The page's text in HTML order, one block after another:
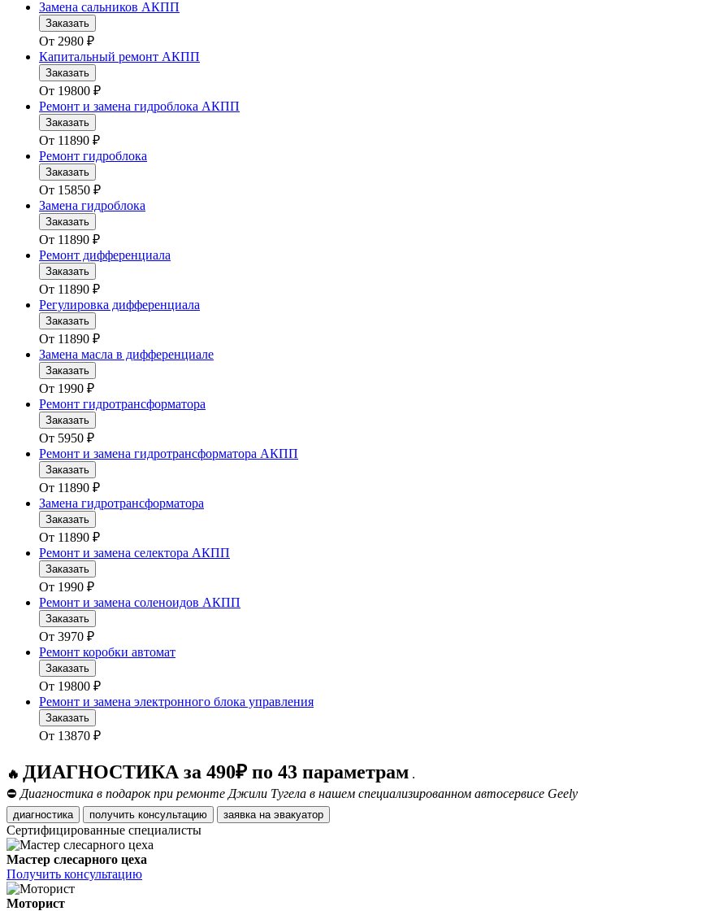
Замена сальников АКПП
Заказать
От 2980 ₽
Капитальный ремонт АКПП
Заказать
От 19800 ₽
Ремонт и замена гидроблока АКПП
Заказать
От 11890 ₽
Ремонт гидроблока
Заказать
От 15850 ₽
Замена гидроблока
Заказать
От 11890 ₽
Ремонт дифференциала
Заказать
От 11890 ₽
Регулировка дифференциала
Заказать
От 11890 ₽
Замена масла в дифференциале
Заказать
От 1990 ₽
Ремонт гидротрансформатора
Заказать
От 5950 ₽
Ремонт и замена гидротрансформатора АКПП
Заказать
От 11890 ₽
Замена гидротрансформатора
Заказать
От 11890 ₽
Ремонт и замена селектора АКПП
Заказать
От 1990 ₽
Ремонт и замена соленоидов АКПП
Заказать
От 3970 ₽
Ремонт коробки автомат
Заказать
От 19800 ₽
Ремонт и замена электронного блока управления
Заказать
От 13870 ₽
🔥 ДИАГНОСТИКА за 490₽ по 43 параметрам .
⛔ Диагностика в подарок при ремонте Джили Тугела в нашем специализированном автосервисе Geely
диагностика получить консультацию заявка на эвакуатор
Сертифицированные специалисты
Мастер слесарного цеха
Получить консультацию
Моторист